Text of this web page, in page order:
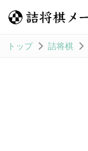
トップ 詰将棋